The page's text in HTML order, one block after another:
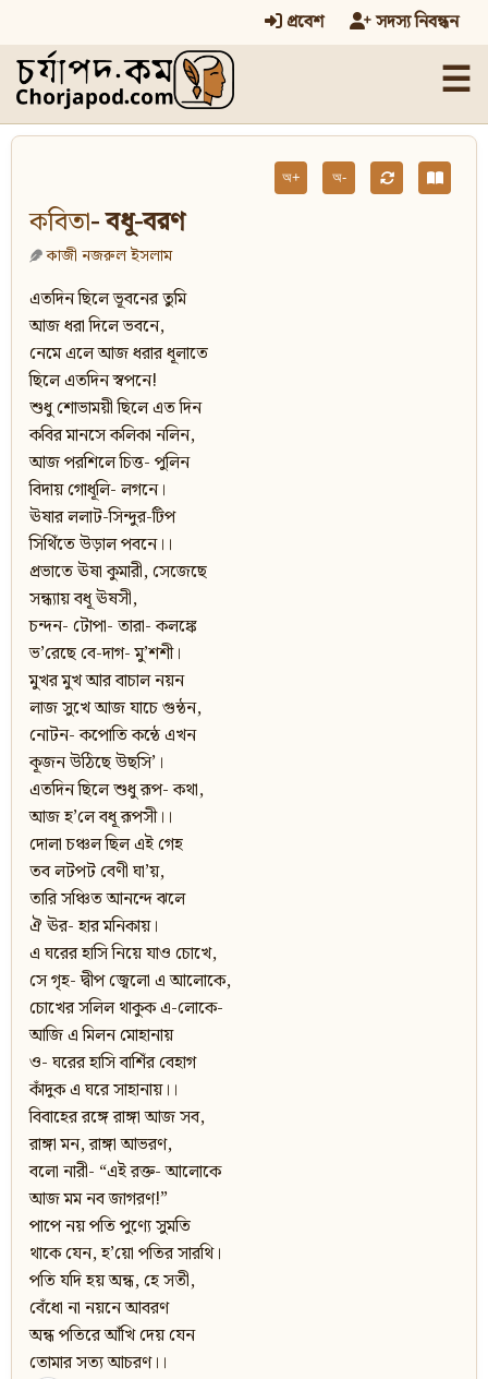
প্রবেশ সদস্য নিবন্ধন
☰
অ+ অ-
কবিতা- বধূ-বরণ
কাজী নজরুল ইসলাম
এতদিন ছিলে ভূবনের তুমি
আজ ধরা দিলে ভবনে,
নেমে এলে আজ ধরার ধূলাতে
ছিলে এতদিন স্বপনে!
শুধু শোভাময়ী ছিলে এত দিন
কবির মানসে কলিকা নলিন,
আজ পরশিলে চিত্ত- পুলিন
বিদায় গোধূলি- লগনে।
ঊষার ললাট-সিন্দুর-টিপ
সিথিঁতে উড়াল পবনে।।
প্রভাতে ঊষা কুমারী, সেজেছে
সন্ধ্যায় বধূ ঊষসী,
চন্দন- টোপা- তারা- কলঙ্কে
ভ’রেছে বে-দাগ- মু’শশী।
মুখর মুখ আর বাচাল নয়ন
লাজ সুখে আজ যাচে গুন্ঠন,
নোটন- কপোতি কন্ঠে এখন
কূজন উঠিছে উছসি’।
এতদিন ছিলে শুধু রূপ- কথা,
আজ হ’লে বধূ রূপসী।।
দোলা চঞ্চল ছিল এই গেহ
তব লটপট বেণী ঘা’য়,
তারি সঞ্চিত আনন্দে ঝলে
ঐ ঊর- হার মনিকায়।
এ ঘরের হাসি নিয়ে যাও চোখে,
সে গৃহ- দ্বীপ জ্বেলো এ আলোকে,
চোখের সলিল থাকুক এ-লোকে-
আজি এ মিলন মোহানায়
ও- ঘরের হাসি বাশিঁর বেহাগ
কাঁদুক এ ঘরে সাহানায়।।
বিবাহের রঙ্গে রাঙ্গা আজ সব,
রাঙ্গা মন, রাঙ্গা আভরণ,
বলো নারী- “এই রক্ত- আলোকে
আজ মম নব জাগরণ!”
পাপে নয় পতি পুণ্যে সুমতি
থাকে যেন, হ’য়ো পতির সারথি।
পতি যদি হয় অন্ধ, হে সতী,
বেঁধো না নয়নে আবরণ
অন্ধ পতিরে আঁখি দেয় যেন
তোমার সত্য আচরণ।।